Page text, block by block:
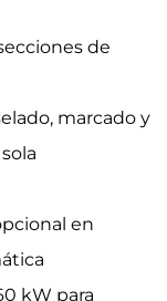
de
marcado y
en
kW para